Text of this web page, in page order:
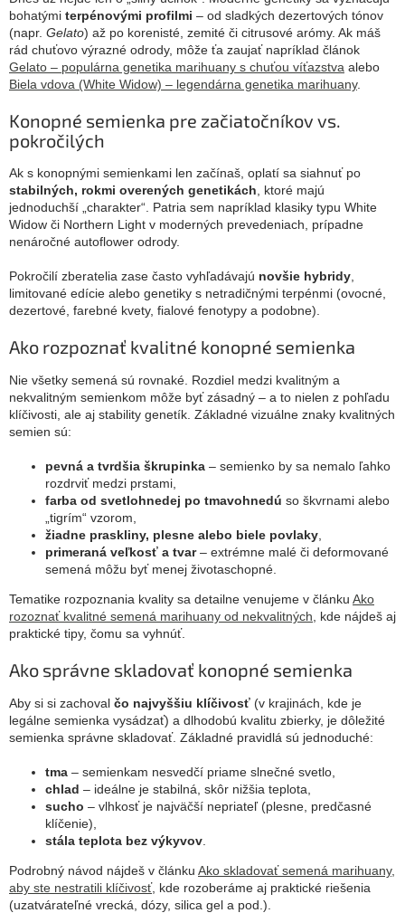
bohatými terpénovými profilmi – od sladkých dezertových tónov
(napr. Gelato) až po korenisté, zemité či citrusové arómy. Ak máš
rád chuťovo výrazné odrody, môže ťa zaujať napríklad článok
Gelato – populárna genetika marihuany s chuťou víťazstva alebo
Biela vdova (White Widow) – legendárna genetika marihuany.
Konopné semienka pre začiatočníkov vs.
pokročilých
Ak s konopnými semienkami len začínaš, oplatí sa siahnuť po
stabilných, rokmi overených genetikách, ktoré majú
jednoduchší „charakter“. Patria sem napríklad klasiky typu White
Widow či Northern Light v moderných prevedeniach, prípadne
nenáročné autoflower odrody.
Pokročilí zberatelia zase často vyhľadávajú novšie hybridy,
limitované edície alebo genetiky s netradičnými terpénmi (ovocné,
dezertové, farebné kvety, fialové fenotypy a podobne).
Ako rozpoznať kvalitné konopné semienka
Nie všetky semená sú rovnaké. Rozdiel medzi kvalitným a
nekvalitným semienkom môže byť zásadný – a to nielen z pohľadu
klíčivosti, ale aj stability genetík. Základné vizuálne znaky kvalitných
semien sú:
pevná a tvrdšia škrupinka – semienko by sa nemalo ľahko
rozdrviť medzi prstami,
farba od svetlohnedej po tmavohnedú so škvrnami alebo
„tigrím“ vzorom,
žiadne praskliny, plesne alebo biele povlaky
primeraná veľkosť a tvar– extrémne malé či deformované
semená môžu byť menej životaschopné.
Tematike rozpoznania kvality sa detailne venujeme v článku Ako
rozoznať kvalitné semená marihuany od nekvalitných , kde nájdeš aj
praktické tipy, čomu sa vyhnúť.
Ako správne skladovať konopné semienka
Aby si si zachoval čo najvyššiu klíčivosť (v krajinách, kde je
legálne semienka vysádzať) a dlhodobú kvalitu zbierky, je dôležité
semienka správne skladovať. Základné pravidlá sú jednoduché:
tma – semienkam nesvedčí priame slnečné svetlo,
chlad – ideálne je stabilná, skôr nižšia teplota,
sucho – vlhkosť je najväčší nepriateľ (plesne, predčasné
klíčenie),
stála teplota bez výkyvov
Podrobný návod nájdeš v článku Ako skladovať semená marihuany,
aby ste nestratili klíčivosť, kde rozoberáme aj praktické riešenia
(uzatvárateľné vrecká, dózy, silica gel a pod.).